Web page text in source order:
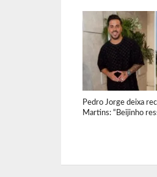
Pedro Jorge deixa
Martins: “Beijinho